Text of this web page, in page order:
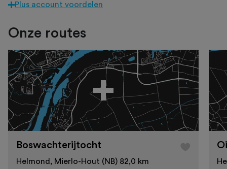
Plus account voordelen
Onze routes
Boswachterijtocht
Helmond, Mierlo-Hout (NB) 82,0 km